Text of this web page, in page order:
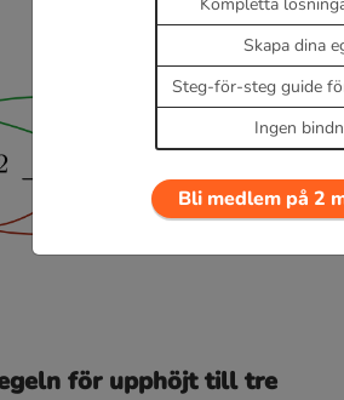
för upphöjt till tre
Skapa dina
Steg-för-steg guide
Ingen
Bli medlem på 2